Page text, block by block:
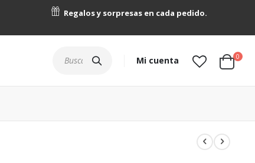
Regalos y sorpresas en cada pedido.
Mi cuenta Cart
0